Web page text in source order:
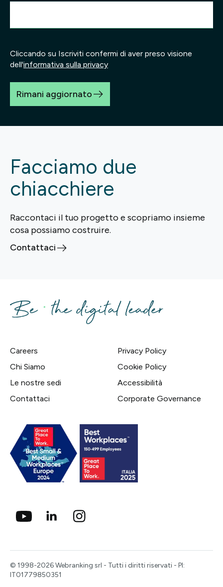
Cliccando su Iscriviti confermi di aver preso visione
dell'informativa sulla privacy
Rimani aggiornato
Facciamo due
chiacchiere
Raccontaci il tuo progetto e scopriamo insieme
cosa possiamo costruire.
Contattaci
Careers
Chi Siamo
Le nostre sedi
Contattaci
Privacy Policy
Cookie Policy
Accessibilità
Corporate Governance
© 1998-2026 Webranking srl - Tutti i diritti riservati - PI:
IT01779850351